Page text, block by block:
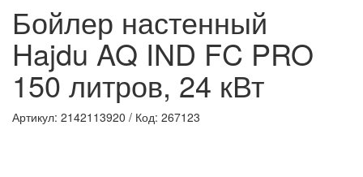
Бойлер настенный
Hajdu AQ IND FC PRO
150 литров, 24 кВт
Артикул: 2142113920 / Код: 267123